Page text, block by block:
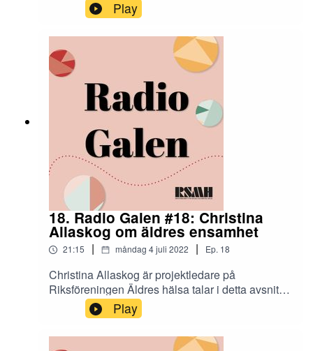
Liljedahl, ersättare för Centerpartiet i Psykiatri-,
habilitering- och hjälpmedelsnämnden i Region
Skåne. De talar bland annat om ungas och
kvinnors psykiska hälsa.
Play
18. Radio Galen #18: Christina
Allaskog om äldres ensamhet
21:15 | måndag 4 juli 2022 | Ep. 18
Christina Allaskog är projektledare på
Riksföreningen Äldres hälsa talar i detta avsnitt
om ensamhet och annat som kan orsaka psykisk
ohälsa bland äldre.
Play